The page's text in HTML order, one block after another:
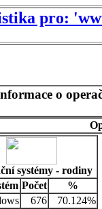
pro:
o
systémy - rodiny
Počet
%
676
70.124%